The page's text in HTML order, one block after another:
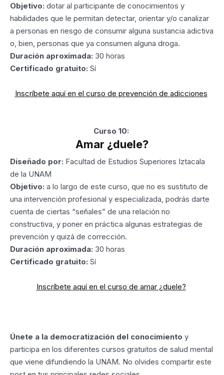
Objetivo: dotar al participante de conocimientos y
habilidades que le permitan detectar, orientar y/o canalizar
a personas en riesgo de consumir alguna sustancia adictiva
o, bien, personas que ya consumen alguna droga.
Duración aproximada: 30 horas
Certificado gratuito: Sí
Inscríbete aquí en el curso de prevención de adicciones
Curso 10:
Amar ¿duele?
Diseñado por: Facultad de Estudios Superiores Iztacala
de la UNAM
Objetivo: a lo largo de este curso, que no es sustituto de
una intervención profesional y especializada, podrás darte
cuenta de ciertas “señales” de una relación no
constructiva, y poner en práctica algunas estrategias de
prevención y quizá de corrección.
Duración aproximada: 30 horas
Certificado gratuito: Sí
Inscríbete aquí en el curso de amar ¿duele?
Únete a la democratización del conocimiento y
participa en los diferentes cursos gratuitos de salud mental
que viene difundiendo la UNAM. No olvides compartir este